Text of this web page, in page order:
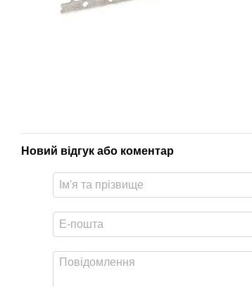
Новий відгук або коментар